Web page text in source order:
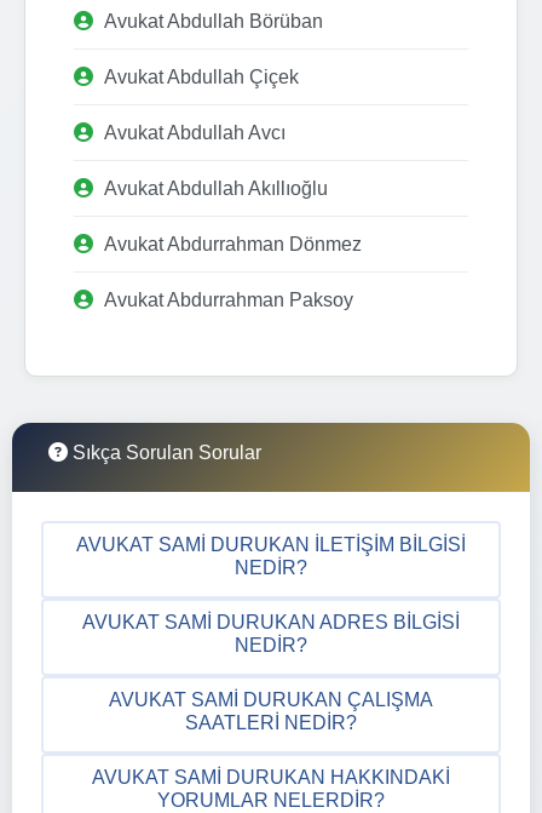
Avukat Abdullah Börüban
Avukat Abdullah Çiçek
Avukat Abdullah Avcı
Avukat Abdullah Akıllıoğlu
Avukat Abdurrahman Dönmez
Avukat Abdurrahman Paksoy
Sıkça Sorulan Sorular
AVUKAT SAMI DURUKAN İLETIŞIM BILGISI
NEDIR?
AVUKAT SAMI DURUKAN ADRES BILGISI
NEDIR?
AVUKAT SAMI DURUKAN ÇALIŞMA
SAATLERI NEDIR?
AVUKAT SAMI DURUKAN HAKKINDAKI
YORUMLAR NELERDIR?